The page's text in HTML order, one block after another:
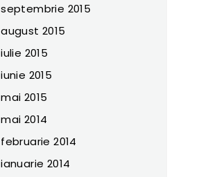
septembrie 2015
august 2015
iulie 2015
iunie 2015
mai 2015
mai 2014
februarie 2014
ianuarie 2014